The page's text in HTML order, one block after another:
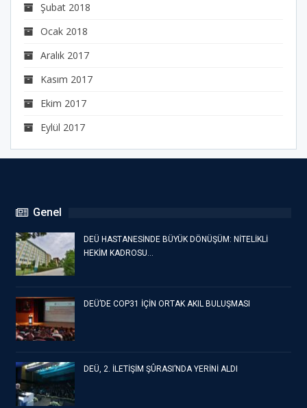
Şubat 2018
Ocak 2018
Aralık 2017
Kasım 2017
Ekim 2017
Eylül 2017
Genel
DEÜ HASTANESİNDE BÜYÜK DÖNÜŞÜM: NİTELİKLİ
HEKİM KADROSU…
DEÜ’DE COP31 İÇİN ORTAK AKIL BULUŞMASI
DEÜ, 2. İLETİŞİM ŞÛRASI’NDA YERİNİ ALDI